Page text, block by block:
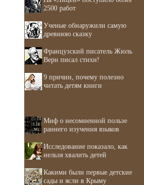
2500 работ
Ученые обнаружили самую
древнюю сказку
Французский писатель Жюль
Верн писал стихи!
9 причин, почему полезно
читать детям книги
Миф о несомненной пользе
раннего изучения языков
Исследование показало, как
нельзя хвалить детей
Какими были первые детские
сады и ясли в Крыму